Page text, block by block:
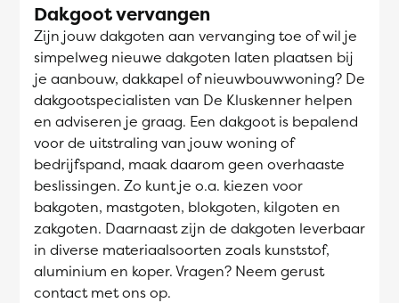
Dakgoot vervangen
Zijn jouw dakgoten aan vervanging toe of wil je
simpelweg nieuwe dakgoten laten plaatsen bij
je aanbouw, dakkapel of nieuwbouwwoning? De
dakgootspecialisten van De Kluskenner helpen
en adviseren je graag. Een dakgoot is bepalend
voor de uitstraling van jouw woning of
bedrijfspand, maak daarom geen overhaaste
beslissingen. Zo kunt je o.a. kiezen voor
bakgoten, mastgoten, blokgoten, kilgoten en
zakgoten. Daarnaast zijn de dakgoten leverbaar
in diverse materiaalsoorten zoals kunststof,
aluminium en koper. Vragen? Neem gerust
contact met ons op.